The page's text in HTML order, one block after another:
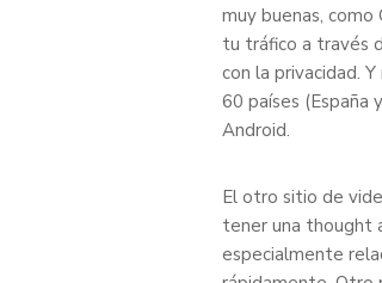
muy buenas,
tu tráfico a través
con la privacidad.
60 países (España
Android.
El otro sitio de
tener una thought
especialmente